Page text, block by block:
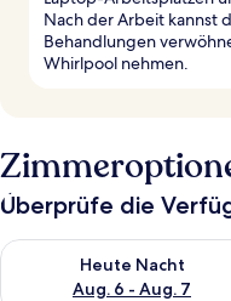
Nach der Arbeit kannst
Behandlungen
Whirlpool nehmen.
Überprüfe die
Heute Nacht
Aug. 6 - Aug. 7
Überprüfe die